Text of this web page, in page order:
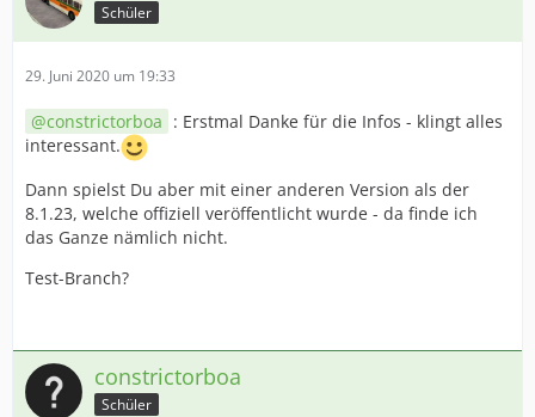
Schüler
29. Juni 2020 um 19:33
constrictorboa : Erstmal Danke für die Infos - klingt alles
interessant.
Dann spielst Du aber mit einer anderen Version als der
8.1.23, welche offiziell veröffentlicht wurde - da finde ich
das Ganze nämlich nicht.
Test-Branch?
constrictorboa
Schüler